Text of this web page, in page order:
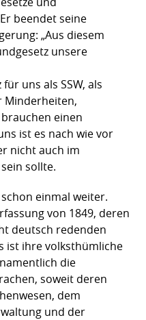
beendet seine
„Aus diesem
unsere
uns als SSW, als
Minderheiten,
einen
ist es nach wie vor
nicht auch im
sollte.
einmal weiter.
von 1849, deren
deutsch redenden
ist ihre volksthümliche
die
soweit deren
dem
und der